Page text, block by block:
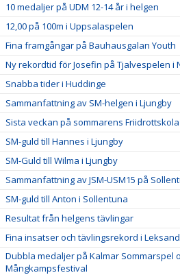
10 medaljer på UDM 12-14 år i helgen
12,00 på 100m i Uppsalaspelen
Fina framgångar på Bauhausgalan Youth
Ny rekordtid för Josefin på Tjalvespelen i
Snabba tider i Huddinge
Sammanfattning av SM-helgen i Ljungby
Sista veckan på sommarens
SM-guld till Hannes i Ljungby
SM-Guld till Wilma i Ljungby
Sammanfattning av JSM-USM15 på
SM-guld till Anton i Sollentuna
Resultat från helgens tävlingar
Fina insatser och tävlingsrekord i Leksand
Dubbla medaljer på Kalmar Sommarspel
Mångkampsfestival